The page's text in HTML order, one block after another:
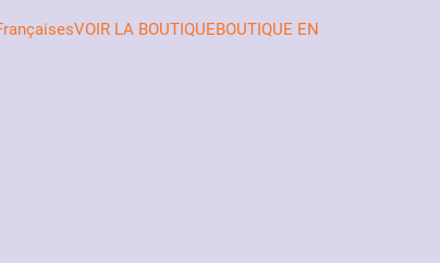
LA BOUTIQUEBOUTIQUE EN